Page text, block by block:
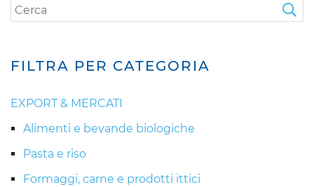
FILTRA PER CATEGORIA
EXPORT & MERCATI
Alimenti e bevande biologiche
Pasta e riso
Formaggi, carne e prodotti ittici